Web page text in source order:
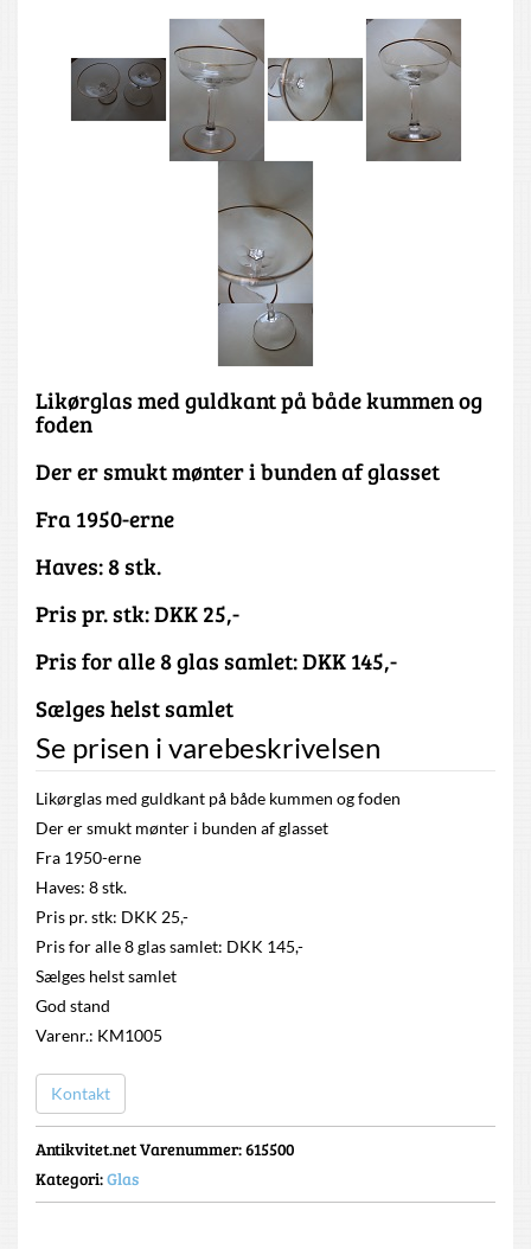
Likørglas med guldkant på både kummen og
foden
Der er smukt mønter i bunden af glasset
Fra 1950-erne
Haves: 8 stk.
Pris pr. stk: DKK 25,-
Pris for alle 8 glas samlet: DKK 145,-
Sælges helst samlet
Se prisen i varebeskrivelsen
Likørglas med guldkant på både kummen og foden
Der er smukt mønter i bunden af glasset
Fra 1950-erne
Haves: 8 stk.
Pris pr. stk: DKK 25,-
Pris for alle 8 glas samlet: DKK 145,-
Sælges helst samlet
God stand
Varenr.: KM1005
Kontakt
Antikvitet.net Varenummer: 615500
Kategori:Glas